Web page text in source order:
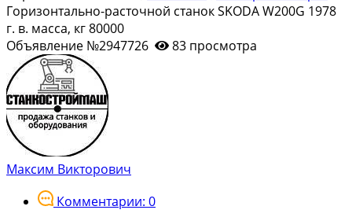
Горизонтально-расточной станок SKODA W200G 1978
г. в. масса, кг 80000
Объявление №2947726
83 просмотра
Максим Викторович
Комментарии: 0